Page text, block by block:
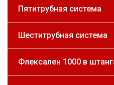
Пятитрубная система
Шеститрубная система
Флексален 1000 в